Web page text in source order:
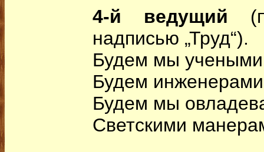
4-й ведущий
надписью „Труд“).
Будем мы
Будем
Будем мы
Светскими